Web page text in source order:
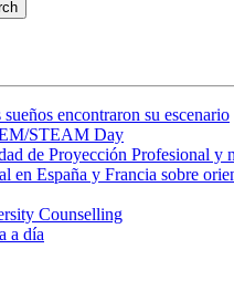
encontraron su escenario
STEAM Day
de Proyección Profesional y
en España y Francia sobre
Counselling
a día